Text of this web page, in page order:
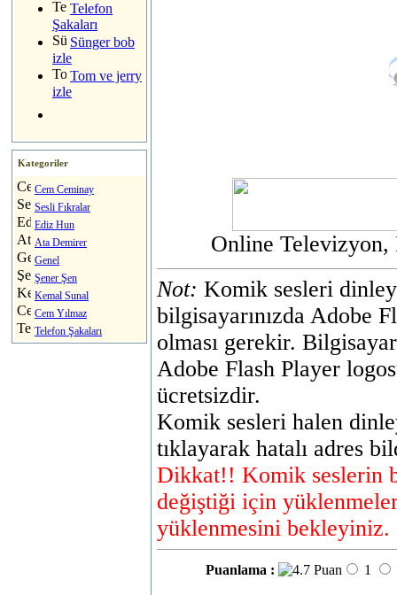
Telefon
Şakaları
Sünger bob
izle
Tom ve jerry
izle
Kategoriler
Cem Ceminay
Sesli Fıkralar
Ediz Hun
Ata Demirer
Genel
Şener Şen
Kemal Sunal
Cem Yılmaz
Telefon Şakaları
Online Televizyon,
Not: Komik sesleri
bilgisayarınızda Adobe
olması gerekir.
Adobe Flash Player
ücretsizdir.
Komik sesleri halen
tıklayarak hatalı adres
Dikkat!! Komik seslerin
değiştiği için
yüklenmesini bekleyiniz.
Puanlama : 1